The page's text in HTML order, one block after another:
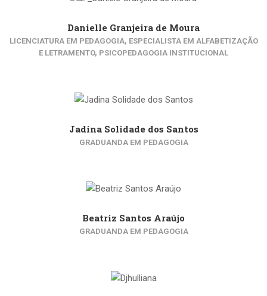
Danielle Granjeira de Moura
LICENCIATURA EM PEDAGOGIA, ESPECIALISTA EM ALFABETIZAÇÃO
E LETRAMENTO, PSICOPEDAGOGIA INSTITUCIONAL
Jadina Solidade dos Santos
GRADUANDA EM PEDAGOGIA
Beatriz Santos Araújo
GRADUANDA EM PEDAGOGIA